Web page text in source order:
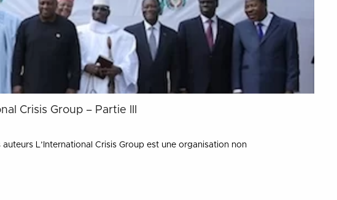
Crisis Group – Partie III
L’International Crisis Group est une organisation non